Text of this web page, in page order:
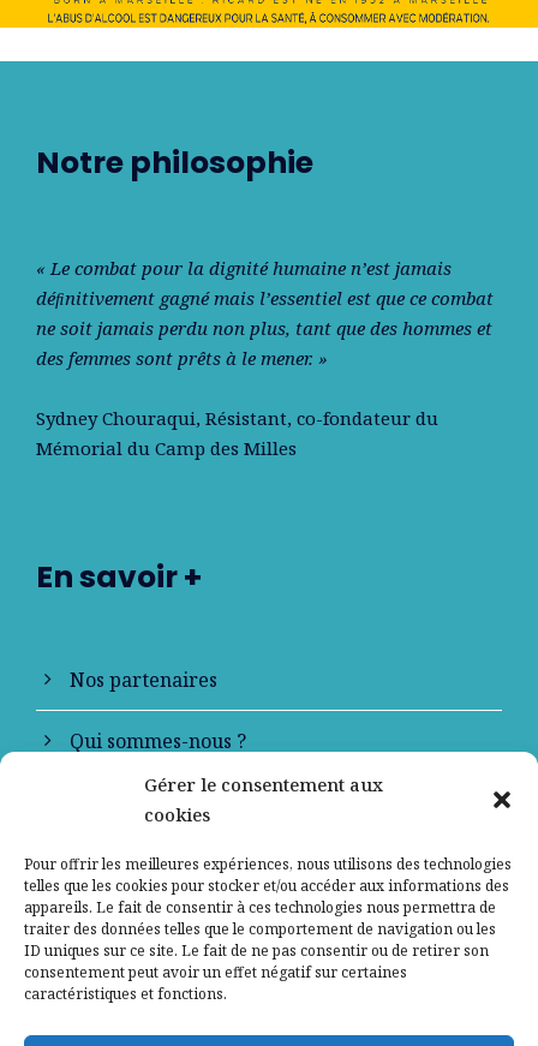
Gérer le consentement aux
cookies
Pour offrir les meilleures expériences, nous utilisons des technologies
telles que les cookies pour stocker et/ou accéder aux informations des
appareils. Le fait de consentir à ces technologies nous permettra de
traiter des données telles que le comportement de navigation ou les
ID uniques sur ce site. Le fait de ne pas consentir ou de retirer son
consentement peut avoir un effet négatif sur certaines
caractéristiques et fonctions.
Notre philosophie
« Le combat pour la dignité humaine n’est jamais
déﬁnitivement gagné mais l’essentiel est que ce combat
ne soit jamais perdu non plus, tant que des hommes et
des femmes sont prêts à le mener. »
Sydney Chouraqui, Résistant, co-fondateur du
Mémorial du Camp des Milles
En savoir +
Nos partenaires
Qui sommes-nous ?
Contactez-nous
Mentions légales
Politique de confidentialité